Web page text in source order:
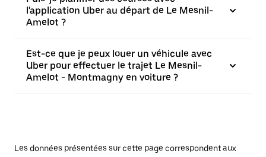
l'application Uber au départ de Le Mesnil-
Amelot ?
Est-ce que je peux louer un véhicule avec
Uber pour effectuer le trajet Le Mesnil-
Amelot - Montmagny en voiture ?
Les données présentées sur cette page correspondent aux